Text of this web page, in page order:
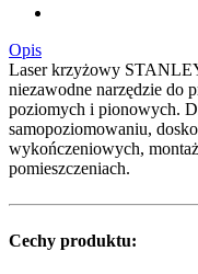
Opis
Laser krzyżowy
niezawodne narzędzie do
poziomych i pionowych.
samopoziomowaniu,
wykończeniowych,
pomieszczeniach.
Cechy produktu: